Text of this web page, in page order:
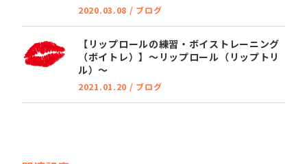
2020.03.08 / ブログ
【リップロールの練習・ボイストレーニング
（ボイトレ）】～リップロール（リップトリ
ル）～
2021.01.20 / ブログ